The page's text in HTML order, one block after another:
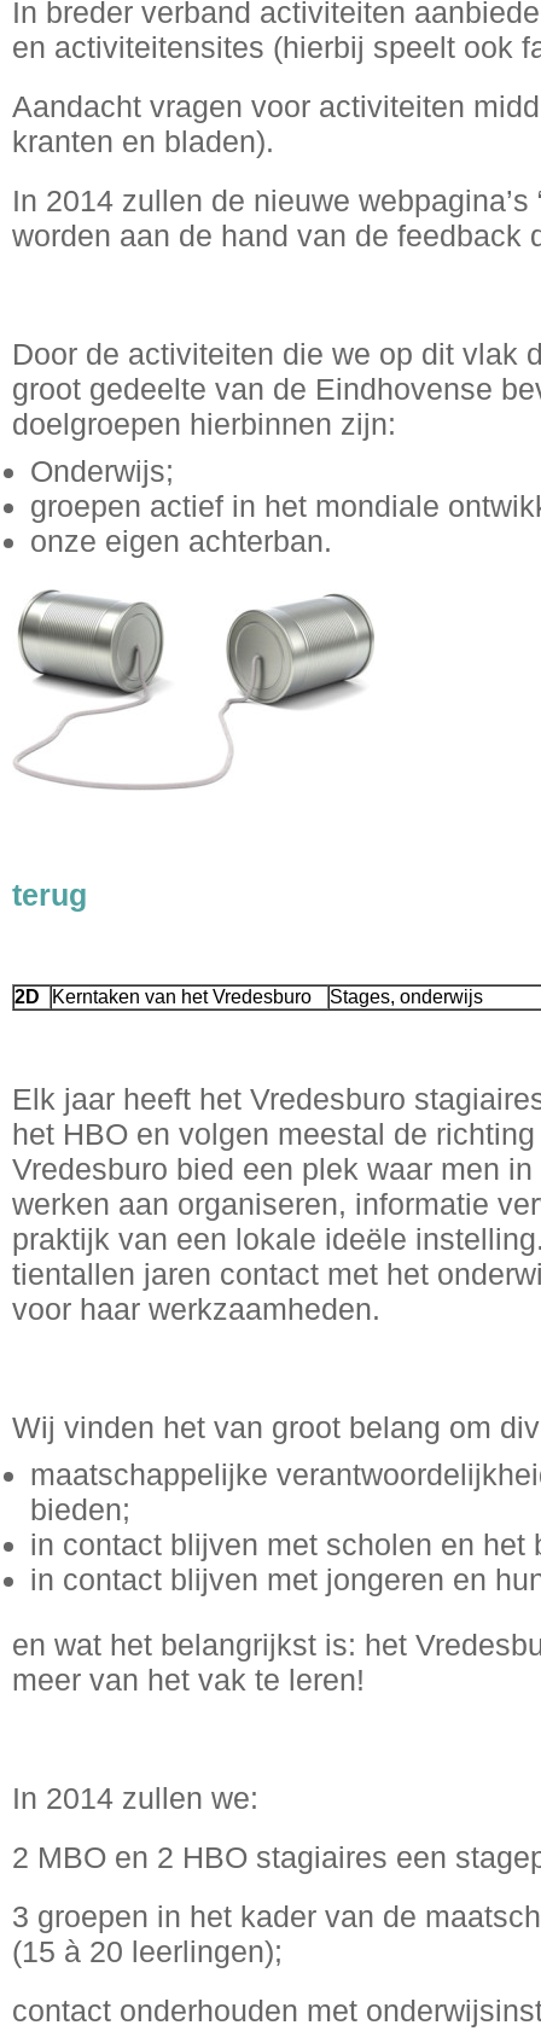
In breder verband activiteiten
en activiteitensites (hierbij speelt ook
Aandacht vragen voor activiteiten
kranten en bladen).
In 2014 zullen de nieuwe webpagina’s
worden aan de hand van de feedback
Door de activiteiten die we op dit vlak
groot gedeelte van de Eindhovense
doelgroepen hierbinnen zijn:
Onderwijs;
groepen actief in het mondiale
onze eigen achterban.
terug
2D Kerntaken van het Vredesburo Stages, onderwijs
Elk jaar heeft het Vredesburo
het HBO en volgen meestal de
Vredesburo bied een plek waar men
werken aan organiseren, informatie
praktijk van een lokale ideële
tientallen jaren contact met het
voor haar werkzaamheden.
Wij vinden het van groot belang om
maatschappelijke
bieden;
in contact blijven met scholen en het
in contact blijven met jongeren en
en wat het belangrijkst is: het
meer van het vak te leren!
In 2014 zullen we:
2 MBO en 2 HBO stagiaires een
3 groepen in het kader van de
(15 à 20 leerlingen);
contact onderhouden met